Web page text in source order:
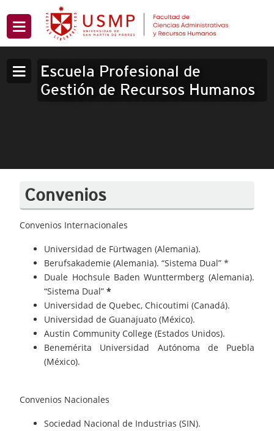
Escuela Profesional de
Gestión de Recursos Humanos
Convenios
Convenios Internacionales
Universidad de Fürtwagen (Alemania).
Berufsakademie (Alemania). “Sistema Dual” *
Duale Hochsule Baden Wunttermberg (Alemania).
“Sistema Dual”*
Universidad de Quebec, Chicoutimi (Canadá).
Universidad de Guanajuato (México).
Austin Community College (Estados Unidos).
Benemérita Universidad Autónoma de Puebla
(México).
Convenios Nacionales
Sociedad Nacional de Industrias (SIN).